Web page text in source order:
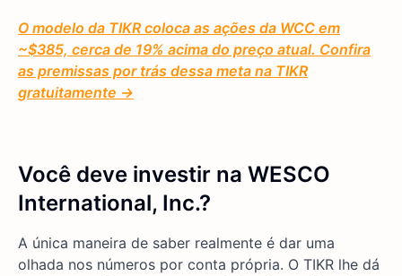
O modelo da TIKR coloca as ações da WCC em
~$385, cerca de 19% acima do preço atual. Confira
as premissas por trás dessa meta na TIKR
gratuitamente →
Você deve investir na WESCO
International, Inc.?
A única maneira de saber realmente é dar uma
olhada nos números por conta própria. O TIKR lhe dá